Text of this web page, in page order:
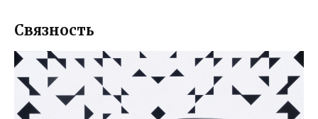
Связность